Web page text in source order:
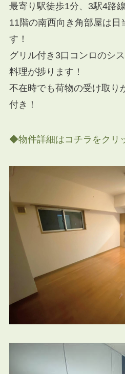
最寄り駅徒歩1分、3駅4路
11階の南西向き角部屋は日
す！
グリル付き3口コンロのシ
料理が捗ります！
不在時でも荷物の受け取り
付き！
◆物件詳細はコチラをクリ